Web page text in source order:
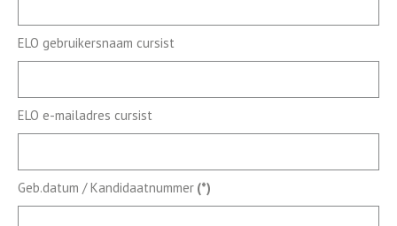
ELO gebruikersnaam cursist
ELO e-mailadres cursist
Geb.datum / Kandidaatnummer (*)